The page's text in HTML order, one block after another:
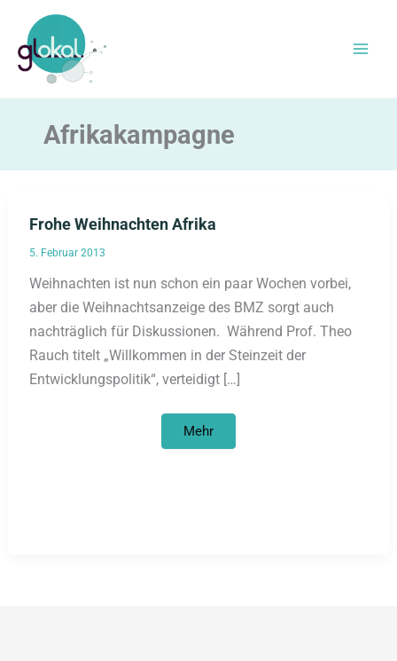
Inhalt
springen
Afrikakampagne
Frohe Weihnachten Afrika
5. Februar 2013
Weihnachten ist nun schon ein paar Wochen vorbei,
aber die Weihnachtsanzeige des BMZ sorgt auch
nachträglich für Diskussionen. Während Prof. Theo
Rauch titelt „Willkommen in der Steinzeit der
Entwicklungspolitik“, verteidigt […]
Frohe
Mehr